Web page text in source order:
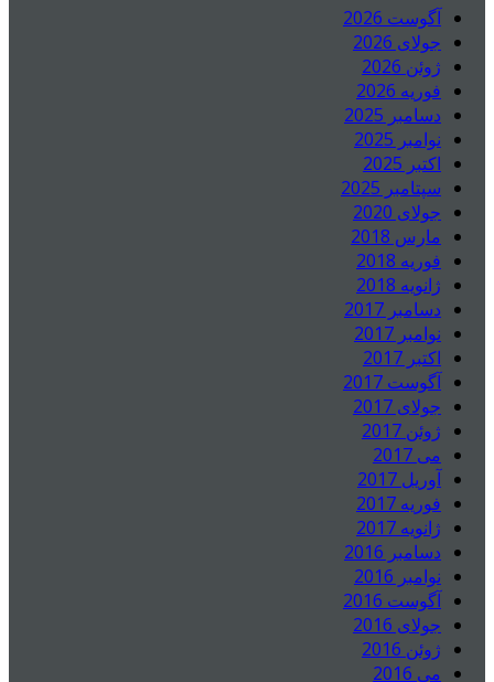
آگوست 2026
جولای 2026
ژوئن 2026
فوریه 2026
دسامبر 2025
نوامبر 2025
اکتبر 2025
سپتامبر 2025
جولای 2020
مارس 2018
فوریه 2018
ژانویه 2018
دسامبر 2017
نوامبر 2017
اکتبر 2017
آگوست 2017
جولای 2017
ژوئن 2017
می 2017
آوریل 2017
فوریه 2017
ژانویه 2017
دسامبر 2016
نوامبر 2016
آگوست 2016
جولای 2016
ژوئن 2016
می 2016